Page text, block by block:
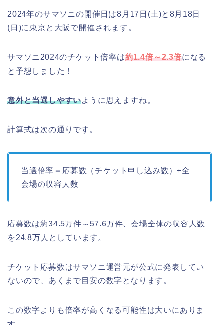
2024年のサマソニの開催日は8月17日(土)と8月18日
(日)に東京と大阪で開催されます。
サマソニ2024のチケット倍率は約1.4倍～2.3倍になる
と予想しました！
意外と当選しやすいように思えますね。
計算式は次の通りです。
当選倍率＝応募数（チケット申し込み数）÷全
会場の収容人数
応募数は約34.5万件～57.6万件、会場全体の収容人数
を24.8万人としています。
チケット応募数はサマソニ運営元が公式に発表してい
ないので、あくまで目安の数字となります。
この数字よりも倍率が高くなる可能性は大いにありま